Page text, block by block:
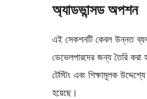
অ্যাডভান্সড অপশন
এই সেকশনটি কেবল উন্নত
ডেভেলপারদের জন্য তৈরি
টেস্টিং এবং শিক্ষামূলক
হয়েছে।